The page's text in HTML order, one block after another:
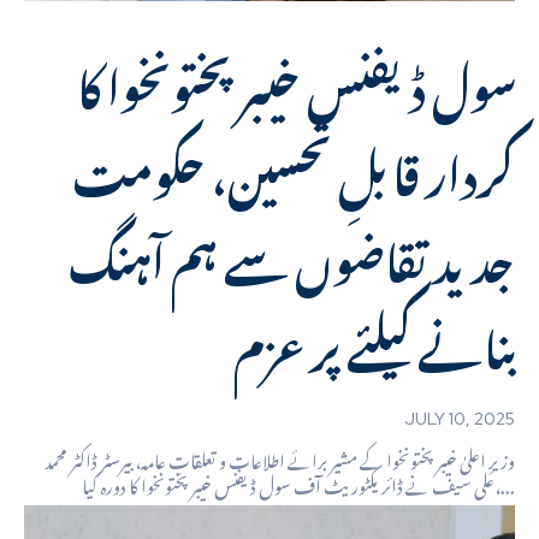
سول ڈیفنس خیبرپختونخوا کا
کردار قابلِ تحسین، حکومت
جدید تقاضوں سے ہم آہنگ
بنانے کیلئے پرعزم
JULY 10, 2025
وزیرِ اعلیٰ خیبرپختونخوا کے مشیر برائے اطلاعات و تعلقاتِ عامہ، بیرسٹر ڈاکٹر محمد
علی سیف نے ڈائریکٹوریٹ آف سول ڈیفنس خیبرپختونخوا کا دورہ کیا،...